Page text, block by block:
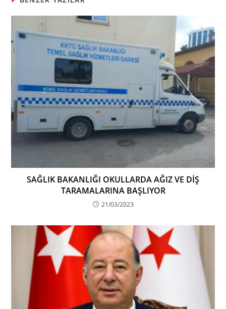
SAĞLIK BAKANLIĞI OKULLARDA AĞIZ VE DİŞ
TARAMALARINA BAŞLIYOR
21/03/2023